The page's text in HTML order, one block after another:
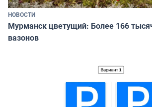
НОВОСТИ
Мурманск цветущий: Более 166
вазонов